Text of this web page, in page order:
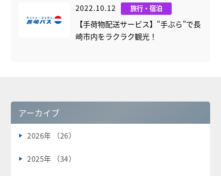
2022.10.12 旅行・宿泊
【手荷物配送サービス】“手ぶら”で長
崎市内をラクラク観光！
アーカイブ
2026年 （26）
2025年 （34）